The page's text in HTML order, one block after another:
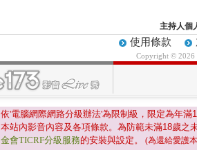
主持人個
使用條款
Copyright ©
依'電腦網際網路分級辦法'為限制級，限定為年滿
本站內影音內容及各項條款。為防範未滿18歲之
金會TICRF分級服務的安裝與設定。 (為還給愛護